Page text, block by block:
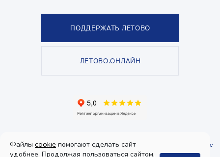
ПОДДЕРЖАТЬ ЛЕТОВО
ЛЕТОВО.ОНЛАЙН
Политика конфиденциальностиипользовательское соглашение
Согласие
на получение рекламы
Файлы cookie помогают сделать сайт
удобнее. Продолжая пользоваться сайтом,